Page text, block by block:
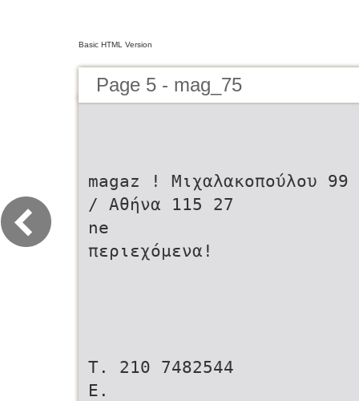
Basic HTML Version
Page 5 - mag_75
magaz ! Μιχαλακοπούλου 99
/ Αθήνα 115 27
ne
περιεχόμενα!
T. 210 7482544
E.